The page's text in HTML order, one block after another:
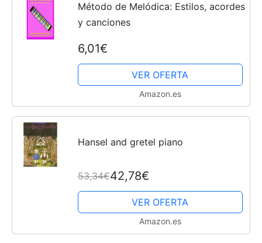
Método de Melódica: Estilos, acordes
y canciones
6,01€
VER OFERTA
Amazon.es
Hansel and gretel piano
53,34€42,78€
VER OFERTA
Amazon.es